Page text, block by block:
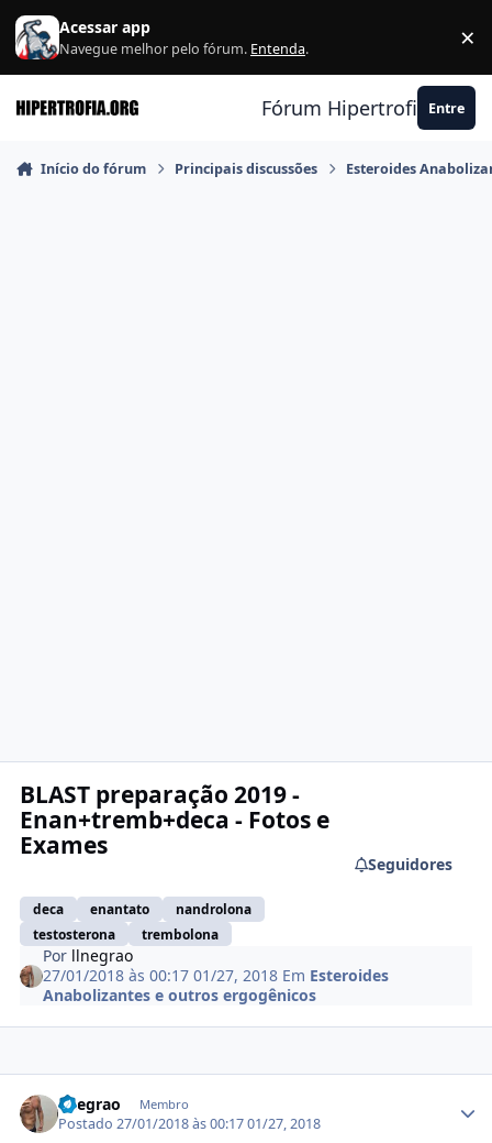
Ir para conteúdo
Acessar app
Navegue melhor pelo fórum. Entenda. ×
Fórum Hipertrofia.org
Entre
Início do fórum Principais discussões Esteroides
BLAST preparação 2019 -
Enan+tremb+deca - Fotos e
Exames
deca enantato
nandrolona
testosterona
trembolona
Seguidores
Por llnegrao
27/01/2018 às 00:1701/27, 2018 Em Esteroides
Anabolizantes e outros ergogênicos
llnegrao Membro
Postado27/01/2018 às 00:1701/27, 2018